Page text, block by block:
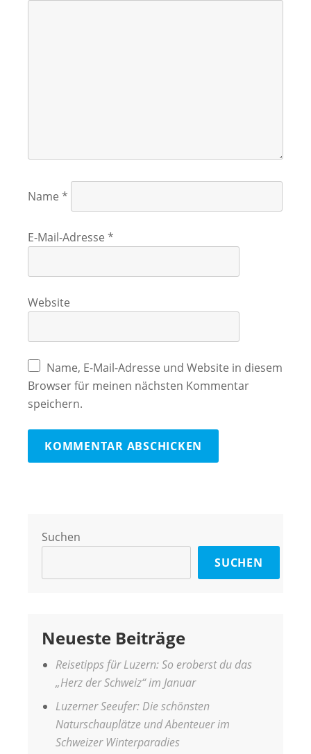
Name *
E-Mail-Adresse *
Website
Name, E-Mail-Adresse und Website in diesem
Browser für meinen nächsten Kommentar
speichern.
Suchen
SUCHEN
Neueste Beiträge
Reisetipps für Luzern: So eroberst du das
„Herz der Schweiz“ im Januar
Luzerner Seeufer: Die schönsten
Naturschauplätze und Abenteuer im
Schweizer Winterparadies